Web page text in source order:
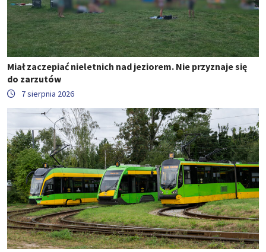
Miał zaczepiać nieletnich nad jeziorem. Nie przyznaje się
do zarzutów
7 sierpnia 2026